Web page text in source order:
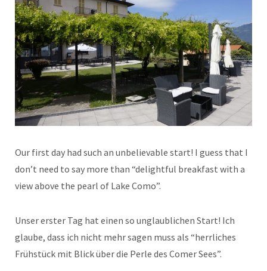
Our first day had such an unbelievable start! I guess that I
don’t need to say more than “delightful breakfast with a
view above the pearl of Lake Como”.
Unser erster Tag hat einen so unglaublichen Start! Ich
glaube, dass ich nicht mehr sagen muss als “herrliches
Frühstück mit Blick über die Perle des Comer Sees”.